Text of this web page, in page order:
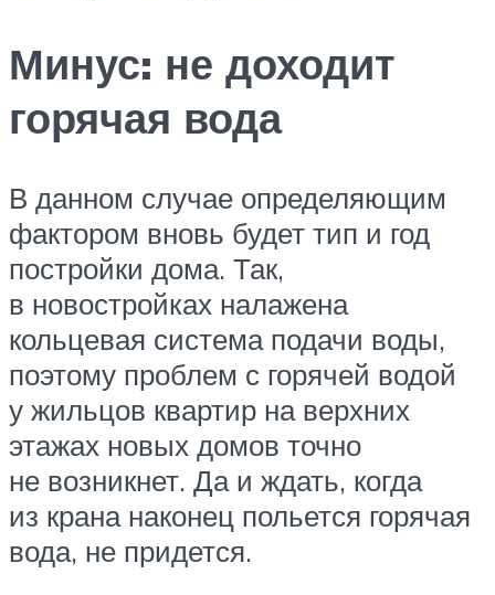
Минус: не доходит
горячая вода
В данном случае определяющим
фактором вновь будет тип и год
постройки дома. Так,
в новостройках налажена
кольцевая система подачи воды,
поэтому проблем с горячей водой
у жильцов квартир на верхних
этажах новых домов точно
не возникнет. Да и ждать, когда
из крана наконец польется горячая
вода, не придется.